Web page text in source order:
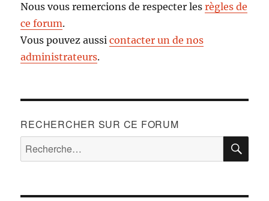
Nous vous remercions de respecter lesrègles de
ce forum.
Vous pouvez aussicontacter un de nos
administrateurs.
RECHERCHER SUR CE FORUM
Recherche
pour :